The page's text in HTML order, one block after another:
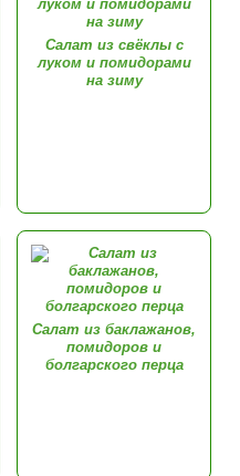
Салат из свёклы с
луком и помидорами
на зиму
Салат из баклажанов,
помидоров и
болгарского перца